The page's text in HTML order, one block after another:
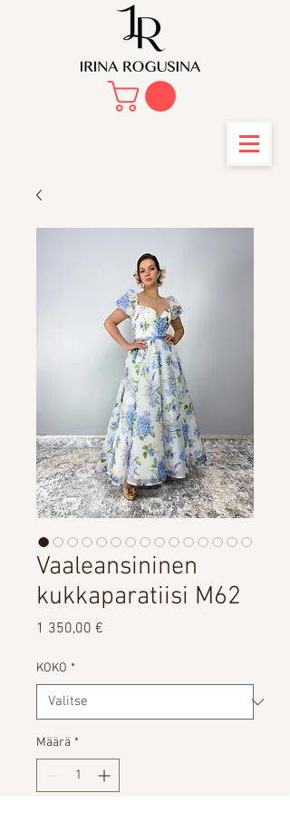
Vaaleansininen
kukkaparatiisi M62
1 350,00 €
KOKO *
Määrä *